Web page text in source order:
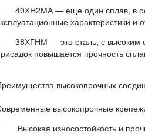
40ХН2МА — еще один сплав, в
характеристики и
38ХГНМ — это сталь, с высоким
повышается прочность
высокопрочных
высокопрочные
Высокая износостойкость и